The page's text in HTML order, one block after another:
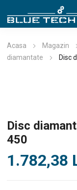
Acasa Magazin
diamantate
Disc
Disc
450
1.782,38